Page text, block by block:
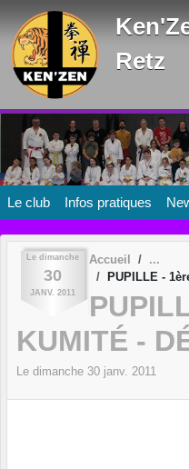
Retz
Le club Infos pratiques
Le dimanche
30
JANV. 2011
Accueil
PUPILLE -
KUMITÉ -
Le dimanche 30 janv. 2011
Panneau de gestion des